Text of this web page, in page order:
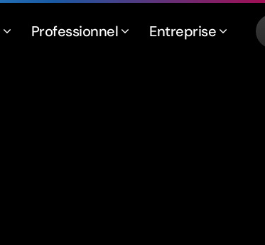
Professionnel Entreprise